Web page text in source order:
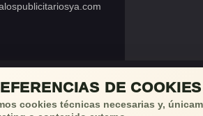
DE COOKIES
cookies técnicas necesarias y,